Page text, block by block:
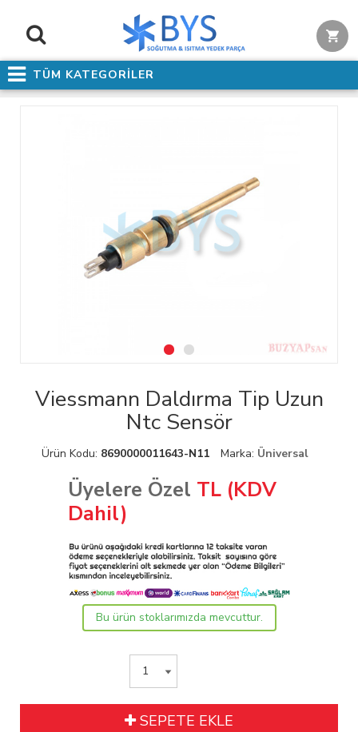
TÜM KATEGORİLER
Viessmann Daldırma Tip Uzun
Ntc Sensör
Ürün Kodu: 8690000011643-N11 Marka: Üniversal
Üyelere Özel TL (KDV
Dahil)
Bu ürün stoklarımızda mevcuttur.
SEPETE EKLE